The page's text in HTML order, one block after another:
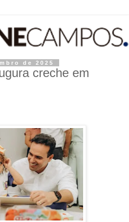
de 2025
creche em